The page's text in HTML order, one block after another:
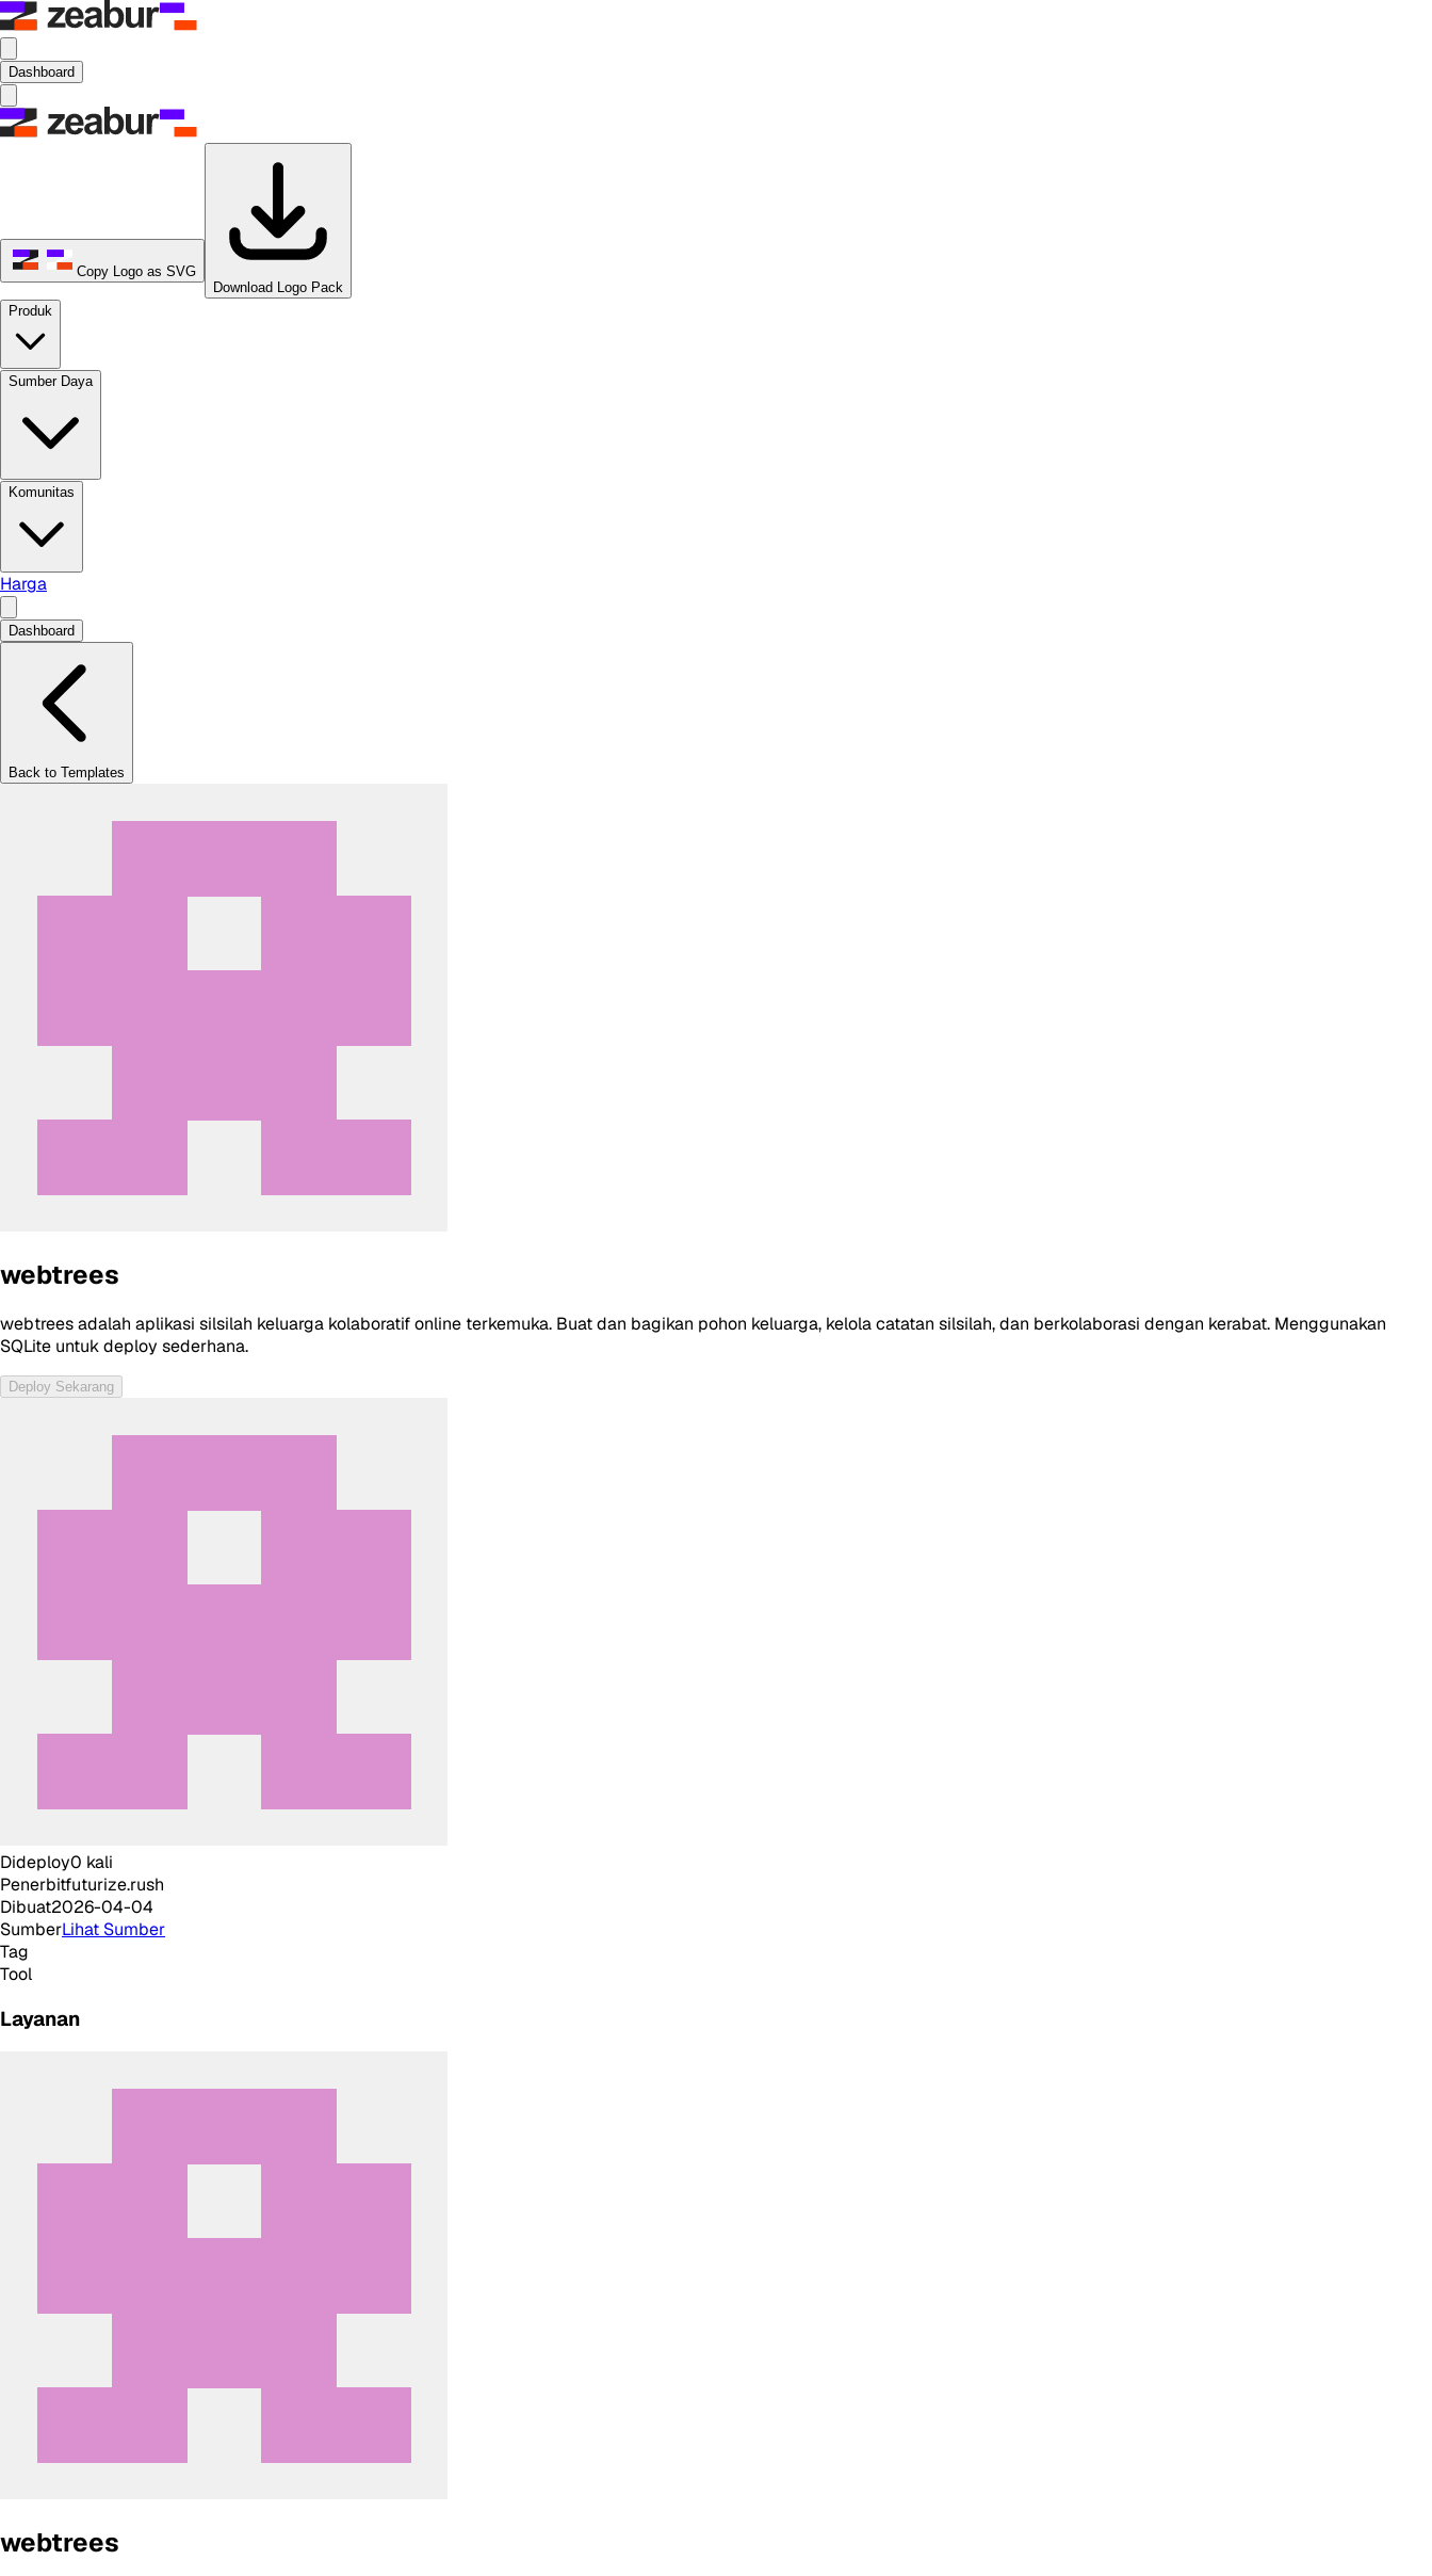
Dashboard
Copy Logo as SVG
Download Logo Pack
Produk
Sumber Daya
Komunitas
Harga
Dashboard
Back to Templates
webtrees
webtrees adalah aplikasi silsilah keluarga kolaboratif online terkemuka. Buat dan bagikan pohon keluarga, kelola catatan silsilah, dan berkolaborasi dengan kerabat. Menggunakan
SQLite untuk deploy sederhana.
Deploy Sekarang
Dideploy0 kali
Penerbitfuturize.rush
Dibuat2026-04-04
SumberLihat Sumber
Tag
Tool
Layanan
webtrees